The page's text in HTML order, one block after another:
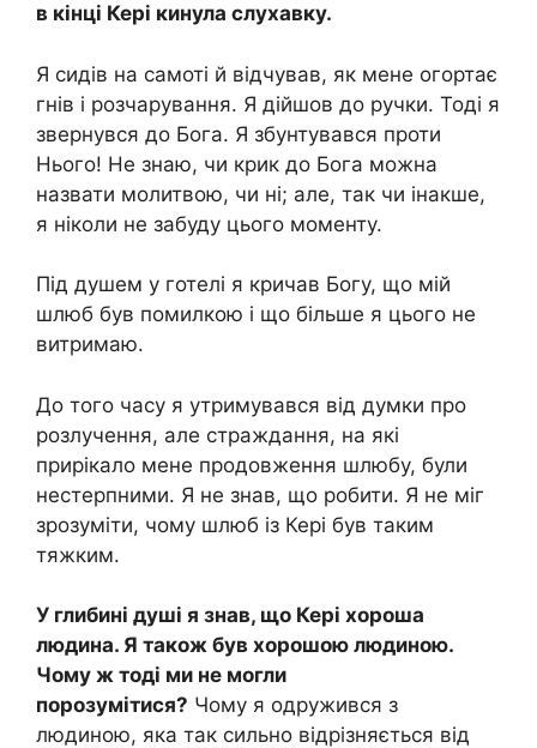
в кінці Кері кинула слухавку.
Я сидів на самоті й відчував, як мене огортає
гнів і розчарування. Я дійшов до ручки. Тоді я
звернувся до Бога. Я збунтувався проти
Нього! Не знаю, чи крик до Бога можна
назвати молитвою, чи ні; але, так чи інакше,
я ніколи не забуду цього моменту.
Під душем у готелі я кричав Богу, що мій
шлюб був помилкою і що більше я цього не
витримаю.
До того часу я утримувався від думки про
розлучення, але страждання, на які
прирікало мене продовження шлюбу, були
нестерпними. Я не знав, що робити. Я не міг
зрозуміти, чому шлюб із Кері був таким
тяжким.
У глибині душі я знав, що Кері хороша
людина. Я також був хорошою людиною.
Чому ж тоді ми не могли
порозумітися? Чому я одружився з
людиною, яка так сильно відрізняється від